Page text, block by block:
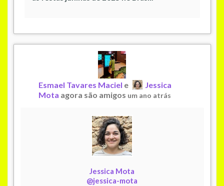
Esmael Tavares Maciel e
Jessica
Mota agora são amigos um ano atrás
Jessica Mota
@jessica-mota